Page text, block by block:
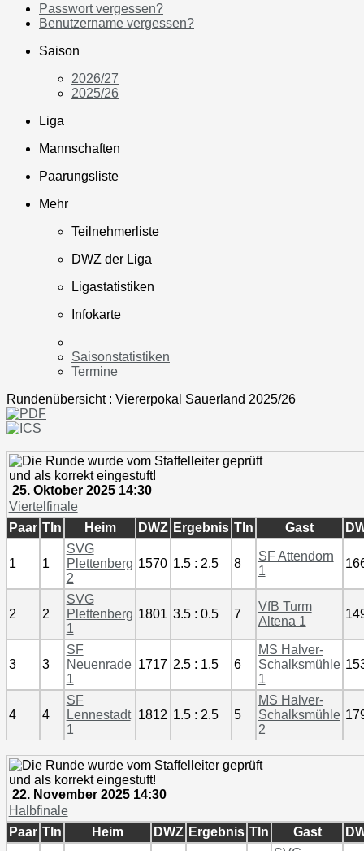
Passwort vergessen?
Benutzername vergessen?
Saison
2026/27
2025/26
Liga
Mannschaften
Paarungsliste
Mehr
Teilnehmerliste
DWZ der Liga
Ligastatistiken
Infokarte
Saisonstatistiken
Termine
Rundenübersicht : Viererpokal Sauerland 2025/26
25. Oktober 2025 14:30
Viertelfinale
Paar Tln Heim DWZ Ergebnis Tln Gast
1 1
SVG
Plettenberg
2
1570 1.5 : 2.5 8
SF Attendorn
1
2 2
SVG
Plettenberg
1
1801 3.5 : 0.5 7
VfB Turm
Altena 1
3 3
SF
Neuenrade
1
1717 2.5 : 1.5 6
MS Halver-
Schalksmühle
1
4 4
SF
Lennestadt
1
1812 1.5 : 2.5 5
MS Halver-
Schalksmühle
2
22. November 2025 14:30
Halbfinale
Paar Tln Heim DWZ Ergebnis Tln Gast